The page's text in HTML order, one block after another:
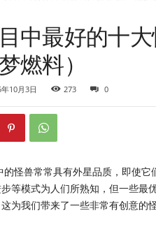
中最好的十
燃料）
10月3日 273 0
的怪兽常常具有外星品质，即使
等模式为人们所熟知，但一些最
为我们带来了一些非常有创意的怪